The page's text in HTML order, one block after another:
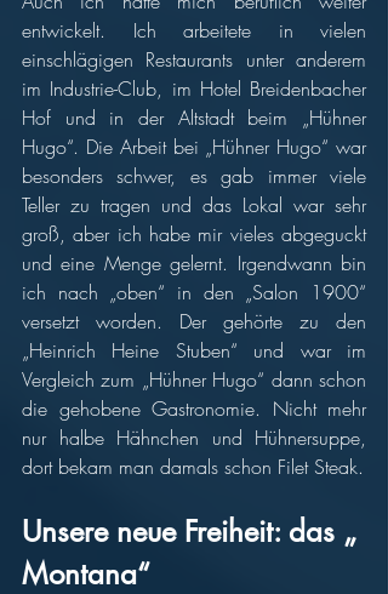
entwickelt. Ich arbeitete in vielen
einschlägigen Restaurants unter anderem
im Industrie-Club, im Hotel Breidenbacher
Hof und in der Altstadt beim „Hühner
Hugo“. Die Arbeit bei „Hühner Hugo“ war
besonders schwer, es gab immer viele
Teller zu tragen und das Lokal war sehr
groß, aber ich habe mir vieles abgeguckt
und eine Menge gelernt. Irgendwann bin
ich nach „oben“ in den „Salon 1900“
versetzt worden. Der gehörte zu den
„Heinrich Heine Stuben“ und war im
Vergleich zum „Hühner Hugo“ dann schon
die gehobene Gastronomie. Nicht mehr
nur halbe Hähnchen und Hühnersuppe,
dort bekam man damals schon Filet Steak.
Unsere neue Freiheit: das „
Montana“